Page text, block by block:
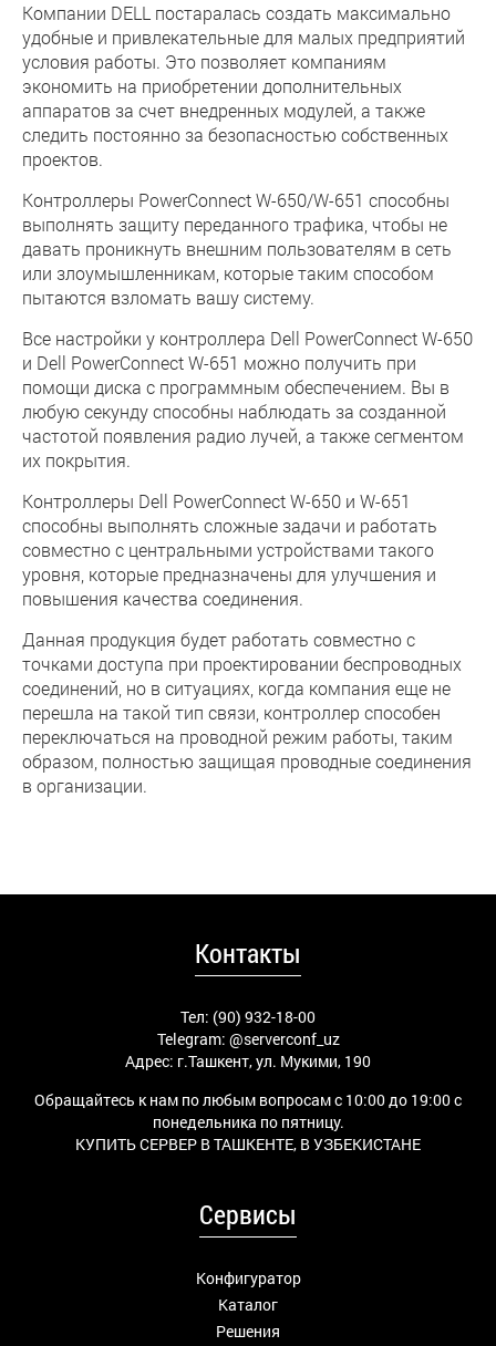
Компании DELL постаралась создать максимально
удобные и привлекательные для малых предприятий
условия работы. Это позволяет компаниям
экономить на приобретении дополнительных
аппаратов за счет внедренных модулей, а также
следить постоянно за безопасностью собственных
проектов.
Контроллеры PowerConnect W-650/W-651 способны
выполнять защиту переданного трафика, чтобы не
давать проникнуть внешним пользователям в сеть
или злоумышленникам, которые таким способом
пытаются взломать вашу систему.
Все настройки у контроллера Dell PowerConnect W-650
и Dell PowerConnect W-651 можно получить при
помощи диска с программным обеспечением. Вы в
любую секунду способны наблюдать за созданной
частотой появления радио лучей, а также сегментом
их покрытия.
Контроллеры Dell PowerConnect W-650 и W-651
способны выполнять сложные задачи и работать
совместно с центральными устройствами такого
уровня, которые предназначены для улучшения и
повышения качества соединения.
Данная продукция будет работать совместно с
точками доступа при проектировании беспроводных
соединений, но в ситуациях, когда компания еще не
перешла на такой тип связи, контроллер способен
переключаться на проводной режим работы, таким
образом, полностью защищая проводные соединения
в организации.
Контакты
Тел: (90) 932-18-00
Telegram: @serverconf_uz
Адрес: г.Ташкент, ул. Мукими, 190
Обращайтесь к нам по любым вопросам с 10:00 до 19:00 с
понедельника по пятницу.
КУПИТЬ СЕРВЕР В ТАШКЕНТЕ, В УЗБЕКИСТАНЕ
Сервисы
Конфигуратор
Каталог
Решения